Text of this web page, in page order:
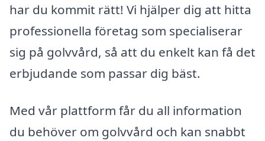
har du kommit rätt! Vi hjälper dig att hitta
professionella företag som specialiserar
sig på golvvård, så att du enkelt kan få det
erbjudande som passar dig bäst.
Med vår plattform får du all information
du behöver om golvvård och kan snabbt